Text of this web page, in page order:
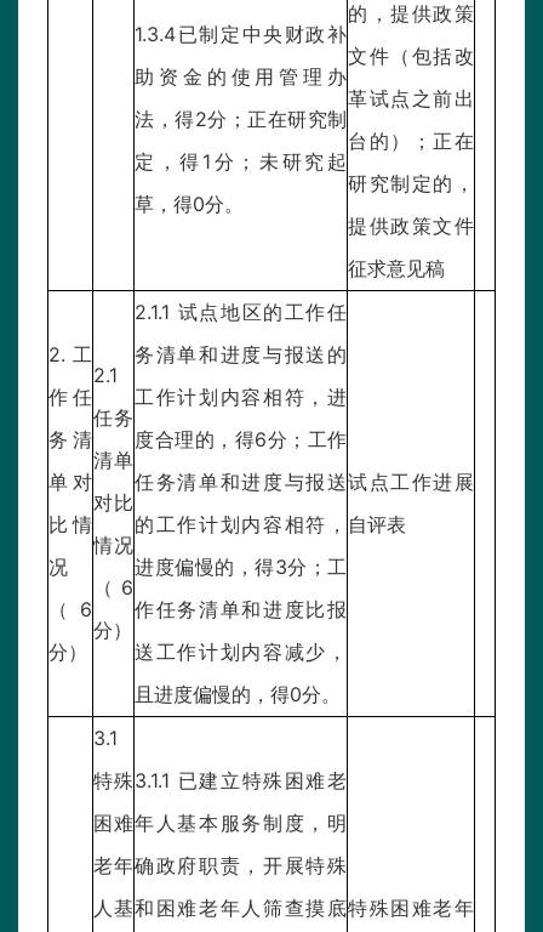
1.3.4已制定中央财政补
助资金的使用管理办
法，得2分；正在研究制
定，得1分；未研究起
草，得0分。
的，提供政策
文件（包括改
革试点之前出
台的）；正在
研究制定的，
提供政策文件
征求意见稿
2.工
作任
务清
单对
比情
况
（6
分）
2.1
任务
清单
对比
情况
（6
分）
2.1.1 试点地区的工作任
务清单和进度与报送的
工作计划内容相符，进
度合理的，得6分；工作
任务清单和进度与报送
的工作计划内容相符，
进度偏慢的，得3分；工
作任务清单和进度比报
送工作计划内容减少，
且进度偏慢的，得0分。
试点工作进展
自评表
3.1
特殊
困难
老年
人基
3.1.1 已建立特殊困难老
年人基本服务制度，明
确政府职责，开展特殊
和困难老年人筛查摸底特殊困难老年